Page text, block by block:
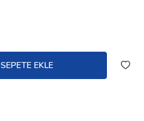
SEPETE EKLE